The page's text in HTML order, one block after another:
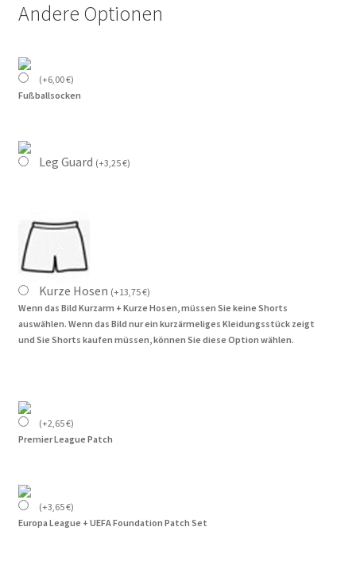
Andere Optionen
(+6,00€)
Fußballsocken
Leg Guard (+3,25€)
Kurze Hosen (+13,75€)
Wenn das Bild Kurzarm + Kurze Hosen, müssen Sie keine Shorts
auswählen. Wenn das Bild nur ein kurzärmeliges Kleidungsstück zeigt
und Sie Shorts kaufen müssen, können Sie diese Option wählen.
(+2,65€)
Premier League Patch
(+3,65€)
Europa League + UEFA Foundation Patch Set